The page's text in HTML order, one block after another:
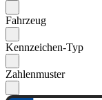
Fahrzeug
Kennzeichen-Typ
Zahlenmuster